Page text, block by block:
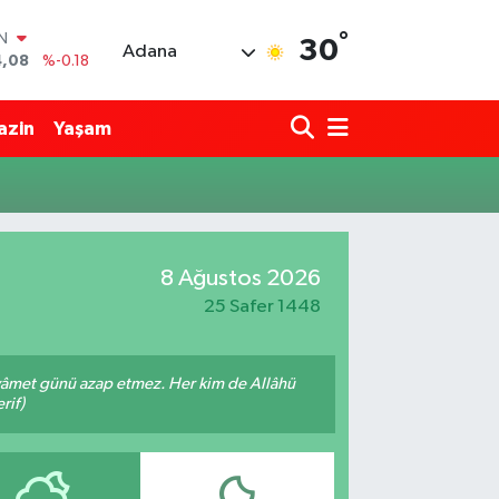
%-0.18
Adana 30°
Yaşam
8 Ağustos 2026
25 Safer 1448
günü azap etmez. Her kim de Allâhü